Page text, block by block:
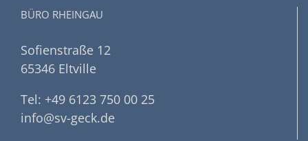
BÜRO RHEINGAU
Sofienstraße 12
65346 Eltville
Tel: +49 6123 750 00 25
info@sv-geck.de